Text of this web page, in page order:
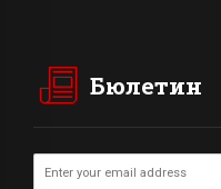
Бюлетин